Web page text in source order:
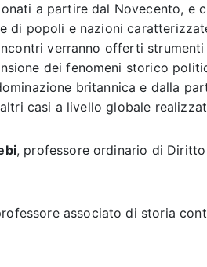
a partire dal Novecento, e
di popoli e nazioni
verranno offerti
dei fenomeni storico
britannica e dalla
casi a livello globale
, professore ordinario di
associato di storia